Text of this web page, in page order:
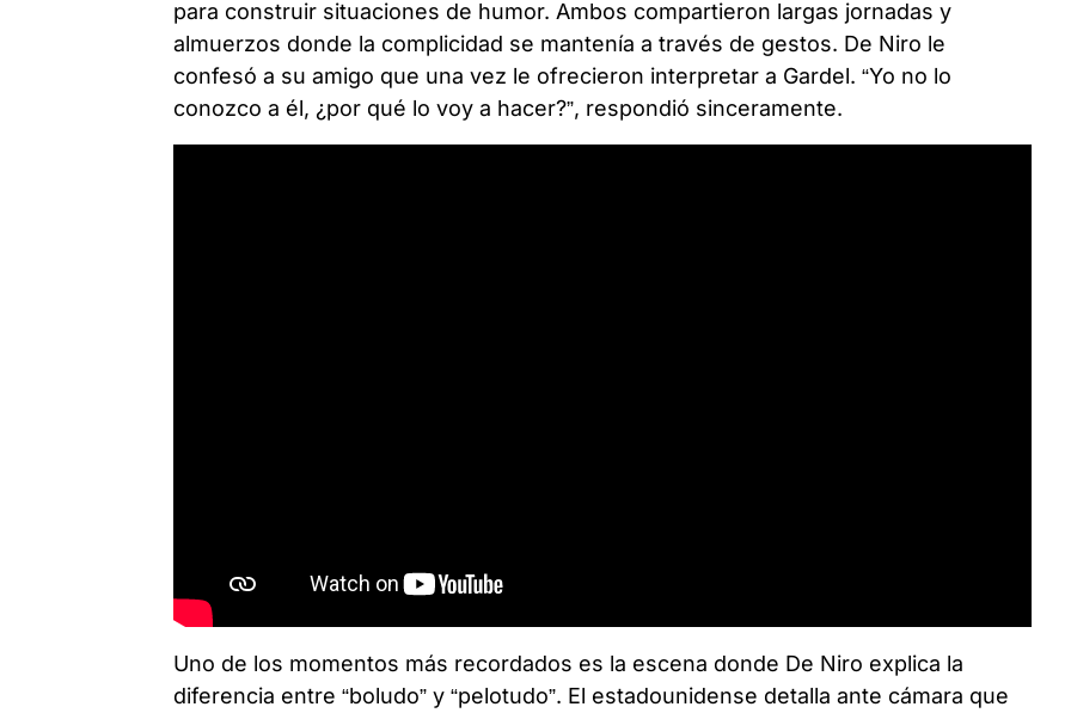
para construir situaciones de humor. Ambos compartieron largas jornadas y
almuerzos donde la complicidad se mantenía a través de gestos. De Niro le
confesó a su amigo que una vez le ofrecieron interpretar a Gardel. “Yo no lo
conozco a él, ¿por qué lo voy a hacer?”, respondió sinceramente.
Uno de los momentos más recordados es la escena donde De Niro explica la
diferencia entre “boludo” y “pelotudo”. El estadounidense detalla ante cámara que